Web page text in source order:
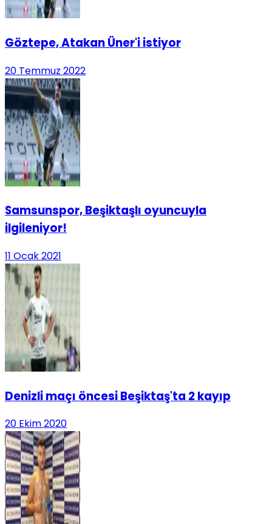
Göztepe, Atakan Üner'i istiyor
20 Temmuz 2022
Samsunspor, Beşiktaşlı oyuncuyla
ilgileniyor!
11 Ocak 2021
Denizli maçı öncesi Beşiktaş'ta 2 kayıp
20 Ekim 2020